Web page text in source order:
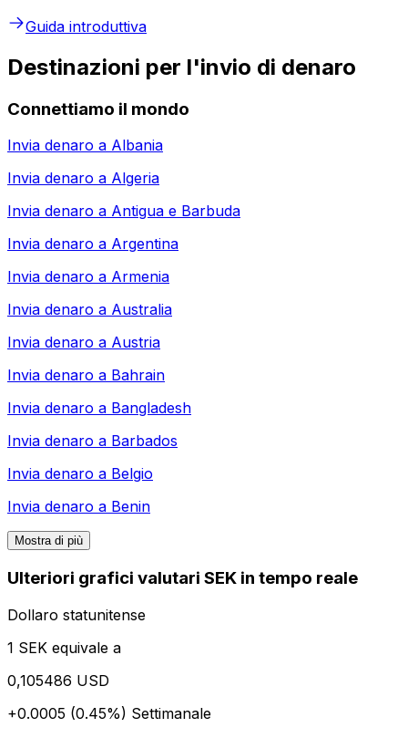
Guida introduttiva
Destinazioni per l'invio di denaro
Connettiamo il mondo
Invia denaro a Albania
Invia denaro a Algeria
Invia denaro a Antigua e Barbuda
Invia denaro a Argentina
Invia denaro a Armenia
Invia denaro a Australia
Invia denaro a Austria
Invia denaro a Bahrain
Invia denaro a Bangladesh
Invia denaro a Barbados
Invia denaro a Belgio
Invia denaro a Benin
Mostra di più
Ulteriori grafici valutari SEK in tempo reale
Dollaro statunitense
1 SEK equivale a
0,105486 USD
+0.0005 (0.45%) Settimanale